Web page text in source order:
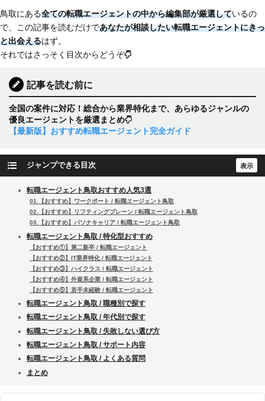
鳥取にある全ての転職エージェントの中から編集部が厳選しているの
で、この記事を読むだけであなたが相談したい転職エージェントにきっ
と出会えるはず。
それではさっそく目次からどうぞ
記事を読む前に
全国の案件に対応！総合から業界特化まで、あらゆるジャンルの
優良エージェントを厳選まとめ
【最新版】おすすめ転職エージェント完全ガイド
ジャンプできる目次
転職エージェント鳥取おすすめ人気3選
01.【おすすめ】ワークポート / 転職エージェント鳥取
02.【おすすめ】リフティングブレーン / 転職エージェント鳥取
03.【おすすめ】パソナキャリア / 転職エージェント鳥取
転職エージェント鳥取 / 特化型おすすめ
【おすすめ①】第二新卒 / 転職エージェント
【おすすめ②】IT業界特化 / 転職エージェント
【おすすめ③】ハイクラス / 転職エージェント
【おすすめ④】外資系企業 / 転職エージェント
【おすすめ⑤】若手未経験 / 転職エージェント
転職エージェント鳥取 / 職種別で探す
転職エージェント鳥取 / 年代別で探す
転職エージェント鳥取 / 失敗しない選び方
転職エージェント鳥取 / サポート内容
転職エージェント鳥取 / よくある質問
まとめ